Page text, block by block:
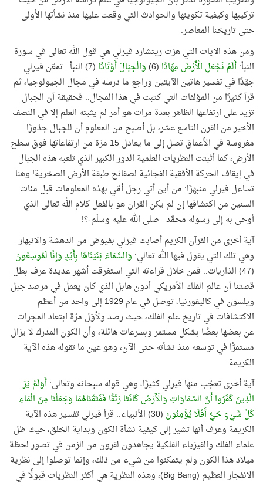
تركيبها وكيفية تكوينها والحوادث التي وقعت عليها منذ نشأتها الأولى
حتى تاريخنا المعاصر.
ومن هذه الآيات التي هزت ريتشارد فيرلي هي قول الله تعالى في سورة
النبأ:أَلَمْ نَجْعَلِ الْأَرْضَ مِهَادًا (6) وَالْجِبَالَ أَوْتَادًا
(7) النبأ.. تمعّن فيرلي
جيِّدًا في تفسير هاتين الآيتين وراجع ما درسه في مجال الجيولوجيا، ثم
قرأ كثيرًا من المؤلفات التي كتبت في هذا المجال.. فحقيقة أن الجبال
تزيد على ارتفاعها الظاهر بعدة مرات هو أمر لم يثبته العلم إلا في النصف
الأخير من القرن التاسع عشر، بل أصبح من المعلوم أن للجبال جذورًا
مغروسة في الأعماق تصل إلى ما يعادل 15 مرّة من ارتفاعاتها فوق سطح
الأرض، كما أثبتت النظريات العلمية الدور الكبير الذي تلعبه هذه الجبال
في إيقاف الحركة الأفقية الفجائية لصفائح طبقة الأرض الصخرية! وهنا
تساءل فيرلي منبهرًا: من أين أتي رجل أمّي بهذه المعلومات قبل مئات
السنين من اكتشافها إن لم يكن القرآن هو بالفعل كلام الله تعالى الذي
أوحى به إلى رسوله محمَّد –صلى الله عليه وسلّم-؟!
آية أخرى من القرآن الكريم أصابت فيرلي بفيوض من الدهشة والانبهار
وهي تلك التي يقول فيها الله تعالي: وَالسَّمَاءَ بَنَيْنَاهَا بِأَيْدٍ وَإِنَّا لَمُوسِعُونَ
(47) الذاريات.. فمن خلال قراءته التي استغرقت أشهر عديدة عرف بطل
قصتنا أن عالم الفلك الأمريكي أدون هابل الذي كان يعمل في مرصد جبل
ويلسون في كاليفورنيا، توصل في عام 1929 إلى واحد من أعظم
الاكتشافات في تاريخ علم الفلك، حيث رصد ولأوّل مرّة ابتعاد المجرات
عن بعضها بعضًا بشكل مستمر وبسرعات هائلة، وأن الكون المدرك لا يزال
مستمرًّا في توسعه منذ نشأته حتى الآن، وهو عين ما تقوله هذه الآية
الكريمة.
آية أخرى تعجّب منها فيرلي كثيرًا، وهي قوله سبحانه وتعالى:أَوَلَمْ يَرَ
الَّذِينَ كَفَرُوا أَنَّ السَّمَاوَاتِ وَالْأَرْضَ كَانَتَا رَتْقًا فَفَتَقْنَاهُمَا وَجَعَلْنَا مِنَ الْمَاءِ
كُلَّ شَيْءٍ حَيٍّ أَفَلَا يُؤْمِنُونَ
(30) الأنبياء.. قرأ فيرلي تفسير هذه الآية
الكريمة وعرف أنها تشير إلى كيفية نشأة الكون وبداية الخلق، حيث ظل
علماء الفلك والفيزياء الفلكية يجاهدون لقرون من الزمن في تصور لحظة
ميلاد هذا الكون ولم يتمكنوا من شيء من ذلك، وإنما توصلوا إلى نظرية
الانفجار العظيم (Big Bang)، وهذه النظرية هي أكثر النظريات قبولًا في